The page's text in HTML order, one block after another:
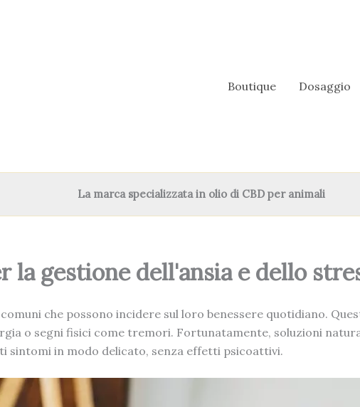
Boutique Dosaggio
La marca specializzata in olio di CBD per animali
la gestione dell'ansia e dello
che possono incidere sul loro benessere quotidiano.
o segni fisici come tremori. Fortunatamente, soluzioni
sintomi in modo delicato, senza effetti psicoattivi.